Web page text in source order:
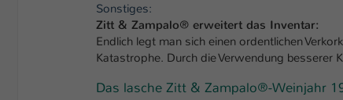
Sonstiges:
Zitt & Zampalo® erweitert das Inventar:
Endlich legt man sich einen ordentlichen
Katastrophe. Durch die Verwendung besserer
Das lasche Zitt & Zampalo®-Weinjahr